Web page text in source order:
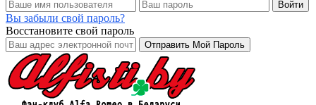
Вы забыли свой пароль?
Восстановите свой пароль